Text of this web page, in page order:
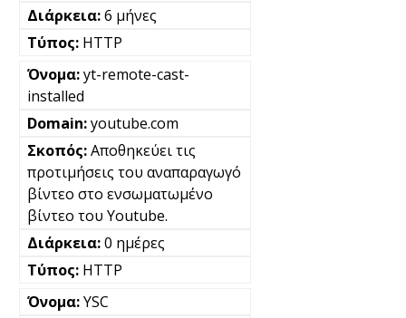
6 μήνες
HTTP
yt-remote-cast-
installed
youtube.com
Αποθηκεύει τις
προτιμήσεις του αναπαραγωγό
βίντεο στο ενσωματωμένο
βίντεο του Youtube.
0 ημέρες
HTTP
YSC